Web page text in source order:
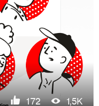
172 1,5K